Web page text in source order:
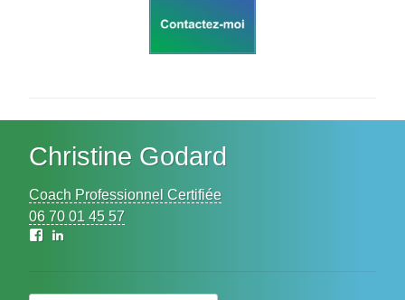
Christine Godard
Coach Professionnel Certifiée
06 70 01 45 57
Facebook